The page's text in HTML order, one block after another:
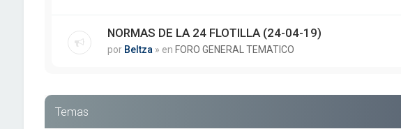
NORMAS DE LA 24 FLOTILLA (24-04-19)
por Beltza » en FORO GENERAL TEMATICO
Temas